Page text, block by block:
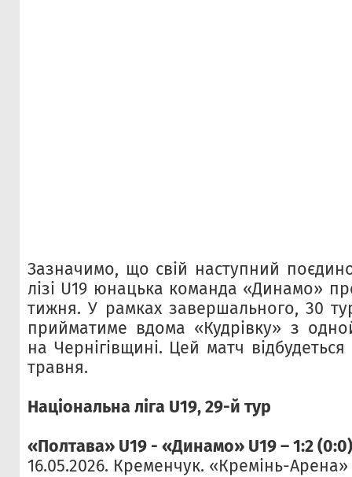
Зазначимо, що свій наступний
лізі U19 юнацька команда «Динамо»
тижня. У рамках завершального, 30
прийматиме вдома «Кудрівку» з
на Чернігівщині. Цей матч
травня.
Національна ліга U19, 29-й тур
«Полтава» U19 - «Динамо» U19 – 1:2 (0:0)
16.05.2026. Кременчук. «Кремінь-